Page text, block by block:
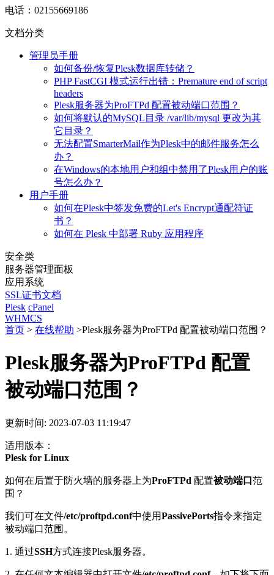
电话：02155669186
文档分类
管理员手册
如何备份/恢复Plesk数据库转储？
PHP FastCGI 模式运行出错：Premature end of script
headers
Plesk服务器为ProFTPd 配置被动端口范围？
如何将默认的MySQL目录 /var/lib/mysql 更改为其
它目录？
无法配置SmarterMail作为Plesk中的邮件服务怎么
办？
在Windows的本地用户和组中禁用了Plesk用户的账
号怎么办？
用户手册
如何在Plesk中签发免费的Let's Encrypt通配符证
书？
如何在 Plesk 中部署 Ruby 应用程序
安全类
服务器管理面板
应用系统
SSL证书文档
Plesk cPanel
WHMCS
首页 > 在线帮助 >Plesk服务器为ProFTPd 配置被动端口范围？
Plesk服务器为ProFTPd 配置
被动端口范围？
更新时间: 2023-07-03 11:19:47
适用版本：
Plesk for Linux
如何在后置于防火墙的服务器上为ProFTPd 配置被动端口 范
围？
我们可在文件/etc/proftpd.conf中使用PassivePorts指令来指定
被动端口范围。
1. 通过SSH方式连接Plesk服务器。